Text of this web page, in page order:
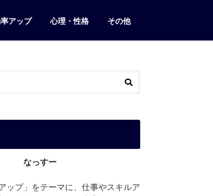
アップ 心理・性格 その他
カフェ・店
ブログ運営
当ブログについて
お問い合わせ
なっすー
ップ」をテーマに、仕事やスキルア